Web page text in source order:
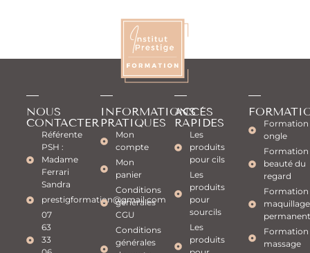
NOUS
CONTACTER
Référente
PSH :
Madame
Ferrari
Sandra
prestigformation@gmail.com
07
63
33
INFORMATIONS
PRATIQUES
Mon
compte
Mon
panier
Conditions
générales
CGU
Conditions
générales
ACCÈS
RAPIDES
Les
produits
pour cils
Les
produits
pour
sourcils
Les
produits
Formation
ongle
Formation
beauté du
regard
Formation
maquillage
permanent
Formation
massage